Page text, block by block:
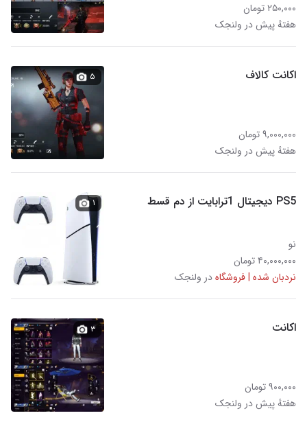
۲۵۰,۰۰۰ تومان
هفتهٔ پیش در ولنجک
اکانت کالاف
۹,۰۰۰,۰۰۰ تومان
هفتهٔ پیش در ولنجک
۵
PS5 دیجیتال 1ترابایت از دم قسط
نو
۴۰,۰۰۰,۰۰۰ تومان
نردبان شده | فروشگاهدر ولنجک
۱
اکانت
۹۰۰,۰۰۰ تومان
هفتهٔ پیش در ولنجک
۳